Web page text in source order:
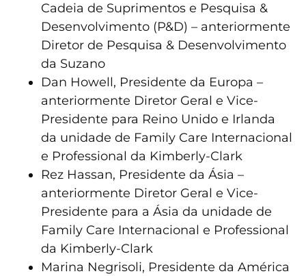
Cadeia de Suprimentos e Pesquisa &
Desenvolvimento (P&D) – anteriormente
Diretor de Pesquisa & Desenvolvimento
da Suzano
Dan Howell, Presidente da Europa –
anteriormente Diretor Geral e Vice-
Presidente para Reino Unido e Irlanda
da unidade de Family Care Internacional
e Professional da Kimberly-Clark
Rez Hassan, Presidente da Ásia –
anteriormente Diretor Geral e Vice-
Presidente para a Ásia da unidade de
Family Care Internacional e Professional
da Kimberly-Clark
Marina Negrisoli, Presidente da América